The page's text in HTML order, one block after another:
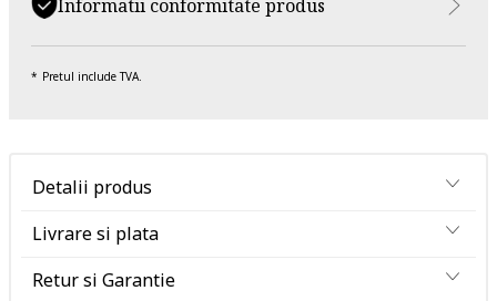
Informatii conformitate produs
Pretul include TVA.
Detalii produs
Livrare si plata
Retur si Garantie